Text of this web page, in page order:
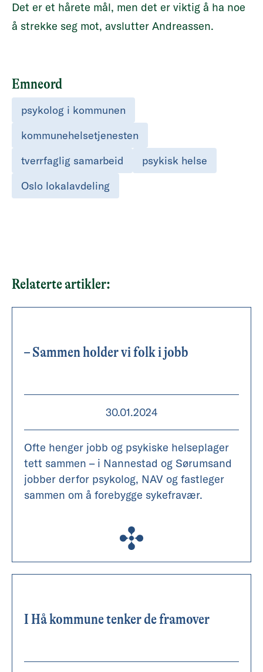
Det er et hårete mål, men det er viktig å ha noe
å strekke seg mot, avslutter Andreassen.
Emneord
psykolog i kommunen
kommunehelsetjenesten
tverrfaglig samarbeid
psykisk helse
Oslo lokalavdeling
Relaterte artikler:
– Sammen holder vi folk i jobb
30.01.2024
Ofte henger jobb og psykiske helseplager
tett sammen – i Nannestad og Sørumsand
jobber derfor psykolog, NAV og fastleger
sammen om å forebygge sykefravær.
I Hå kommune tenker de framover